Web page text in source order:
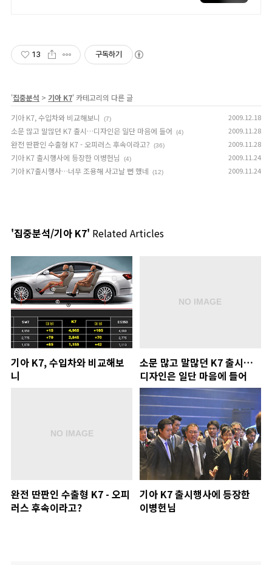
13 구독하기
'집중분석 > 기아 K7' 카테고리의 다른 글
기아 K7, 수입차와 비교해보니
(7) 2009.12.18
소문 많고 말많던 K7 출시…디자인은 일단 마음에 들어 (4) 2009.11.28
완전 딴판인 수출형 K7 - 오피러스 후속이라고? (36) 2009.11.28
기아 K7 출시행사에 등장한 이병헌님 (4) 2009.11.24
기아 K7출시행사…너무 조용해 사고날 뻔 했네 (12) 2009.11.24
'집중분석/기아 K7' Related Articles
기아 K7, 수입차와 비교해보
니
소문 많고 말많던 K7 출시…
디자인은 일단 마음에 들어
완전 딴판인 수출형 K7 - 오피
러스 후속이라고?
기아 K7 출시행사에 등장한
이병헌님